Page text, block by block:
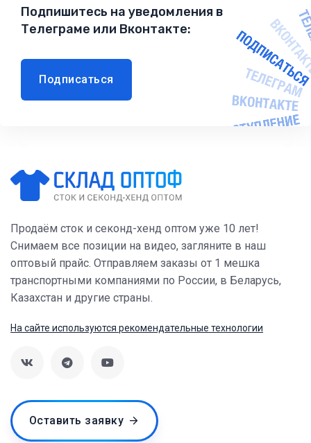
Подпишитесь на уведомления в
Телеграме или Вконтакте:
Подписаться
Продаём сток и секонд-хенд оптом уже 10 лет!
Снимаем все позиции на видео, загляните в наш
оптовый прайс. Отправляем заказы от 1 мешка
транспортными компаниями по России, в Беларусь,
Казахстан и другие страны.
На сайте используются рекомендательные технологии
Оставить заявку